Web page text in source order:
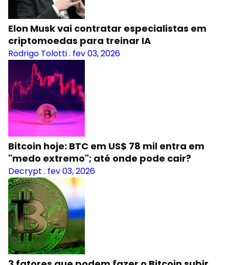
Elon Musk vai contratar especialistas em
criptomoedas para treinar IA
Rodrigo Tolotti. fev 03, 2026
Bitcoin hoje: BTC em US$ 78 mil entra em
"medo extremo"; até onde pode cair?
Decrypt . fev 03, 2026